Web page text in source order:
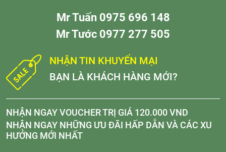
Mr Tuấn 0975 696 148
Mr Tước 0977 277 505
NHẬN TIN KHUYẾN MẠI
BẠN LÀ KHÁCH HÀNG MỚI?
NHẬN NGAY VOUCHER TRỊ GIÁ 120.000 VND
NHẬN NGAY NHỮNG ƯU ĐÃI HẤP DẪN VÀ CÁC XU
HƯỚNG MỚI NHẤT